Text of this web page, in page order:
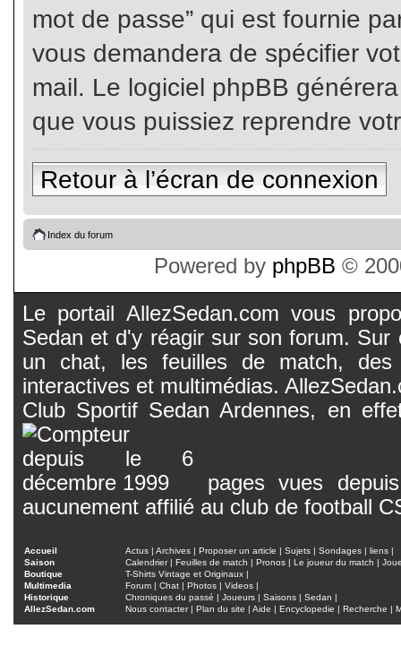
mot de passe” qui est fournie
vous demandera de spécifier
mail. Le logiciel phpBB
que vous puissiez reprendre
Retour à l’écran de connexion
Index du forum
Powered by phpBB ©
Le portail AllezSedan.com vous
Sedan et d'y réagir sur son forum.
un chat, les feuilles de match, des
interactives et multimédias.
Club Sportif Sedan Ardennes, en
pages vues
aucunement affilié au club de football
Accueil Actus | Archives | Proposer un article | Sujets | Sondages | liens |
Saison
Calendrier| Feuilles de match | Pronos | Le joueur du match |
Boutique
T-Shirts Vintage et Originaux |
Multimedia
Forum | Chat | Photos | Videos |
Historique
Chroniques du passé | Joueurs | Saisons | Sedan |
AllezSedan.com
Nous contacter| Plan du site | Aide | Encyclopedie | Recherche |